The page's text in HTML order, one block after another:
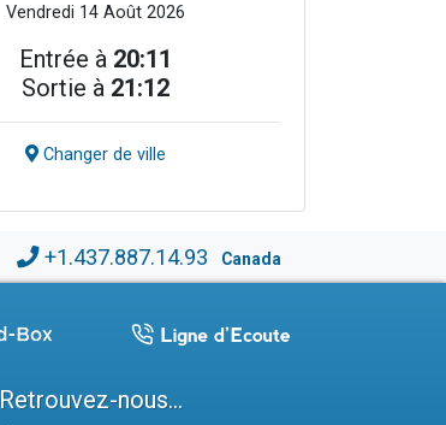
Vendredi 14 Août 2026
Entrée à 20:11
Sortie à 21:12
Changer de ville
+1.437.887.14.93 Canada
Retrouvez-nous...